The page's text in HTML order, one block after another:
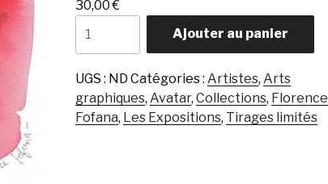
30,00€
de
Ajouter au panier
UGS : ND Catégories : Artistes, Arts
graphiques, Avatar, Collections, Florence
Fofana, Les Expositions, Tirages limités